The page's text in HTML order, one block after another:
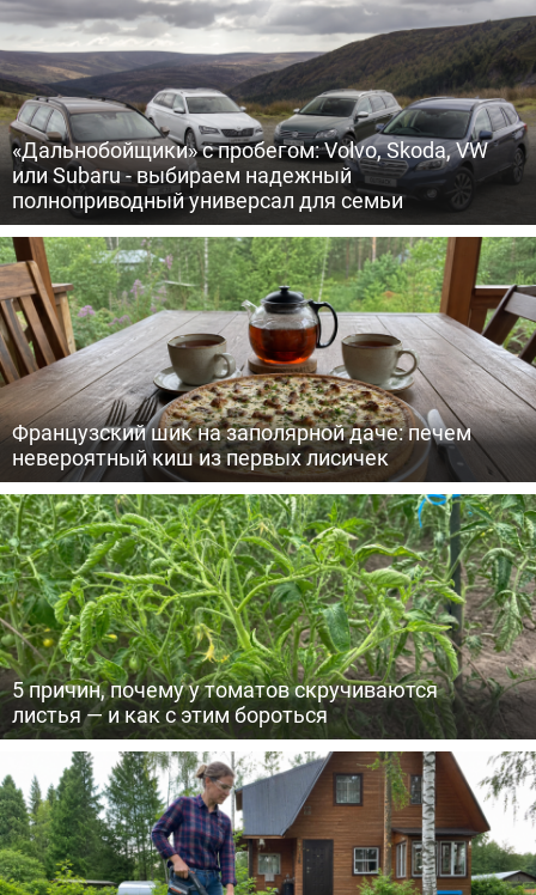
«Дальнобойщики» с пробегом: Volvo, Skoda, VW
или Subaru - выбираем надежный
полноприводный универсал для семьи
Французский шик на заполярной даче: печем
невероятный киш из первых лисичек
5 причин, почему у томатов скручиваются
листья — и как с этим бороться